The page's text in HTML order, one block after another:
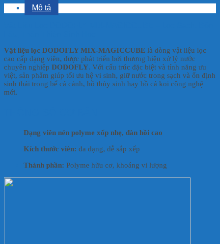
Mô tả
Vật liệu lọc DODOFLY MIX-MAGICCUBE là dòng vật liệu lọc
cao cấp dạng viên, được phát triển bởi thương hiệu xử lý nước
chuyên nghiệp DODOFLY. Với cấu trúc đặc biệt và tính năng ưu
việt, sản phẩm giúp tối ưu hệ vi sinh, giữ nước trong sạch và ổn định
sinh thái trong bể cá cảnh, hồ thủy sinh hay hồ cá koi công nghệ
mới.
Dạng viên nén polyme xốp nhẹ, đàn hồi cao
Kích thước viên: đa dạng, dễ sắp xếp
Thành phần: Polyme hữu cơ, khoáng vi lượng